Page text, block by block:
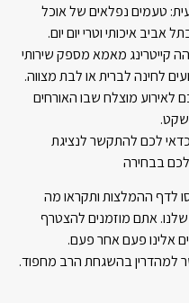
טעמים נפלאים של אוכל
אביב איכותי וטרי יום יום.
קייטרינג מאמא מספק שירותי
לחינה לברית או לבת מצווה.
לאירוע מוצלח שבו האורחים
שקט.
לכם להתקשר לנציגת
בבחירה
לדף ההמלצות ותקראו מה
אתם מוזמנים להצטרף
אלינו פעם אחר פעם.
למהדרין בהשגחת הרב מחפוד.